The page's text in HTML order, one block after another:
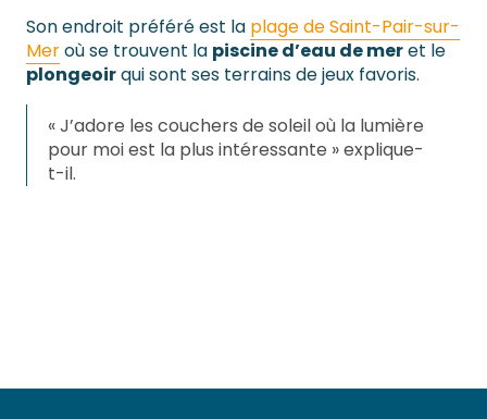
Son endroit préféré est la plage de Saint-Pair-sur-
Meroù se trouvent la piscine d’eau de meret le
plongeoirqui sont ses terrains de jeux favoris.
« J’adore les couchers de soleil où la lumière
pour moi est la plus intéressante » explique-
t-il.